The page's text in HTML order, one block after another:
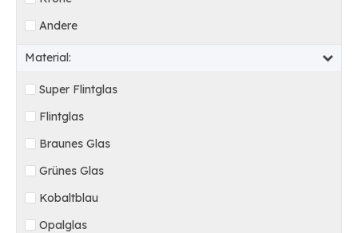
Andere
Material:
Super Flintglas
Flintglas
Braunes Glas
Grünes Glas
Kobaltblau
Opalglas